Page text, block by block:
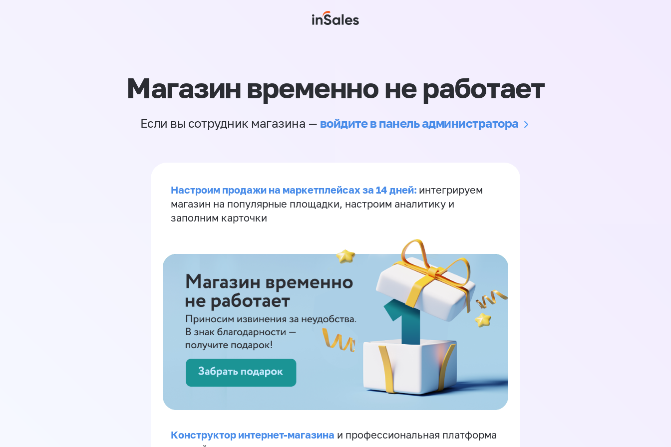
Магазин временно не работает
Если вы сотрудник магазина — войдите в панель администратора
Настроим продажи на маркетплейсах за 14 дней: интегрируем
магазин на популярные площадки, настроим аналитику и
заполним карточки
Конструктор интернет-магазина и профессиональная платформа